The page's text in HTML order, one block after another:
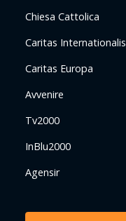
Chiesa Cattolica
Caritas Internationalis
Caritas Europa
Avvenire
Tv2000
InBlu2000
Agensir